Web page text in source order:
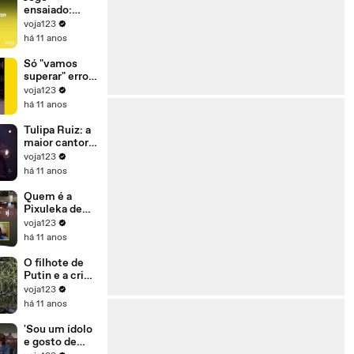
para se
manter no
poder'
ensaiado:
Dilma ganhou
ontem para
amanhã
voja123
há 11 anos
Só "vamos
superar" erros
(e crimes) se
Dilma sair do
voja123
há 11 anos
Tulipa Ruiz: a
maior cantora
da sua
geração
voja123
há 11 anos
Quem é a
Pixuleka de
Lula?
voja123
há 11 anos
O filhote de
Putin e a crise
de refugiados
voja123
há 11 anos
'Sou um ídolo
e gosto de